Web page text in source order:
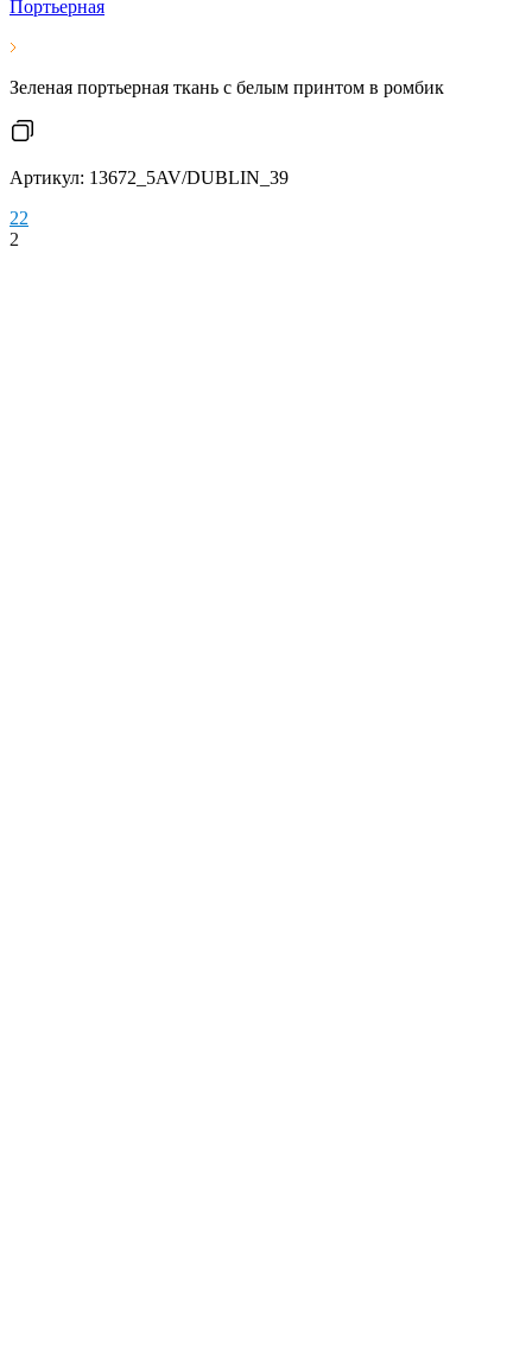
Портьерная
Зеленая портьерная ткань с белым принтом в ромбик
Артикул: 13672_5AV/DUBLIN_39
22
2